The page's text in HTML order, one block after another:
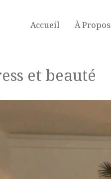
Accueil À Propos
et beauté